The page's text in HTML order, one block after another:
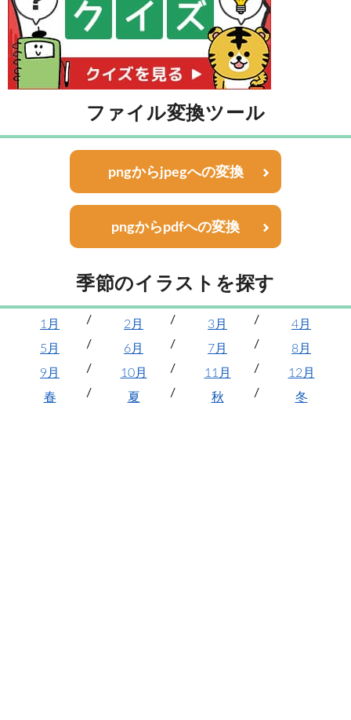
ファイル変換ツール
pngからjpegへの変換
pngからpdfへの変換
季節のイラストを探す
1月 2月 3月
4月
5月
6月 7月
8月
9月
10月 11月
12月
春
夏 秋 冬